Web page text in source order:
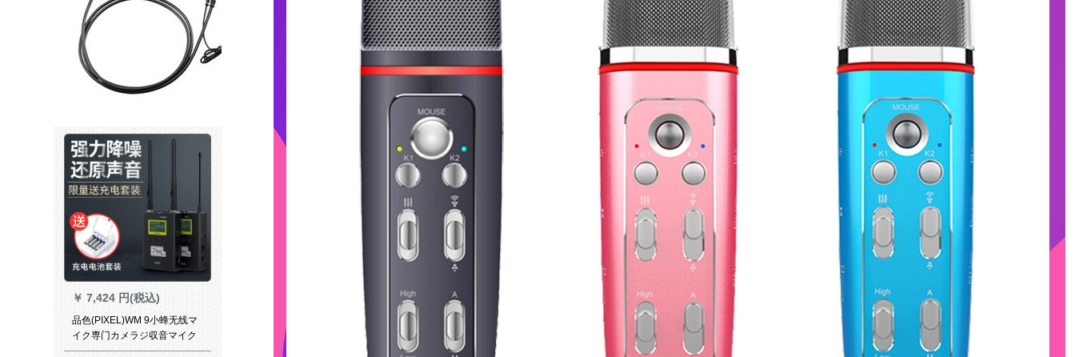
￥ 7,424 円(税込)
品色(PIXEL)WM 9小蜂无线マ
イク専门カメラジ収音マイク
キヤノニコンソニー一眼レフ